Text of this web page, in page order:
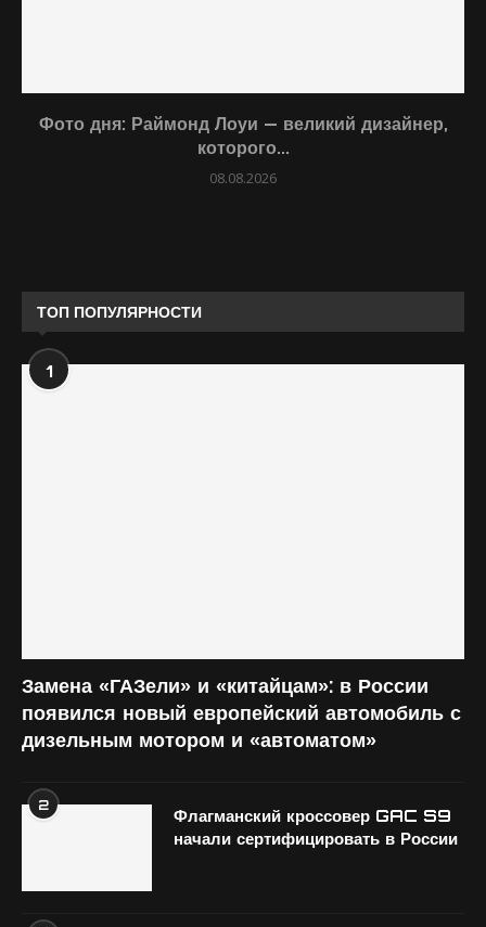
Фото дня: Раймонд Лоуи — великий дизайнер,
которого...
08.08.2026
ТОП ПОПУЛЯРНОСТИ
1
Замена «ГАЗели» и «китайцам»: в России
появился новый европейский автомобиль с
дизельным мотором и «автоматом»
2
Флагманский кроссовер GAC S9
начали сертифицировать в России